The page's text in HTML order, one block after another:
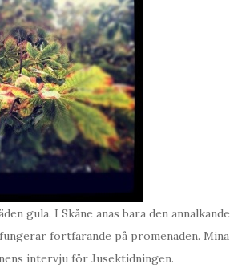
gula. I Skåne anas bara den annalkande
fortfarande på promenaden. Mina
intervju för Jusektidningen.